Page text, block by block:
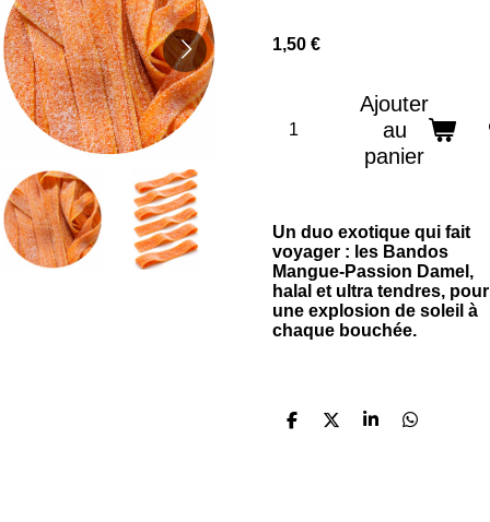
1,50 €
Ajouter
au
panier
Un duo exotique qui fait
voyager : les Bandos
Mangue‑Passion Damel,
halal et ultra tendres, pour
une explosion de soleil à
chaque bouchée.
P
P
P
P